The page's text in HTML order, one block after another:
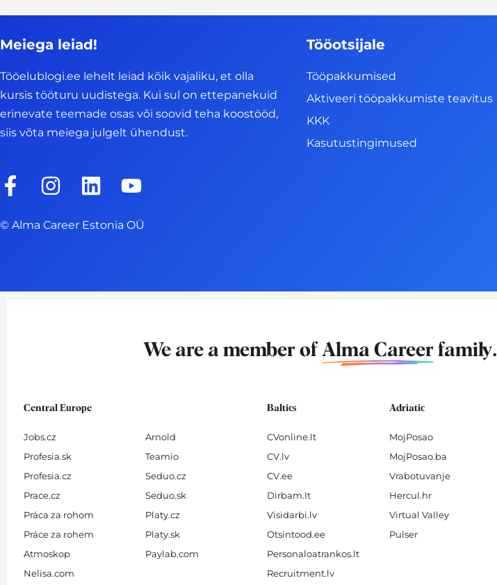
Meiega leiad!
Tööelublogi.ee lehelt leiad kõik vajaliku, et olla
kursis tööturu uudistega. Kui sul on ettepanekuid
erinevate teemade osas või soovid teha koostööd,
siis võta meiega julgelt ühendust.
F
c
o
I
s
g
L
n
d
Y
u
b
© Alma Career Estonia OÜ
Tööotsijale
Tööpakkumised
Aktiveeri tööpakkumiste teavitus
KKK
Kasutustingimused
We are a member of Alma Careerfamily.
Central Europe
Jobs.cz
Profesia.sk
Profesia.cz
Prace.cz
Práca za rohom
Práce za rohem
Atmoskop
Nelisa.com
Arnold
Teamio
Seduo.cz
Seduo.sk
Platy.cz
Platy.sk
Paylab.com
Baltics
CVonline.lt
CV.lv
CV.ee
Dirbam.It
Visidarbi.lv
Otsintood.ee
Personaloatrankos.lt
Recruitment.lv
Adriatic
MojPosao
MojPosao.ba
Vrabotuvanje
Hercul.hr
Virtual Valley
Pulser